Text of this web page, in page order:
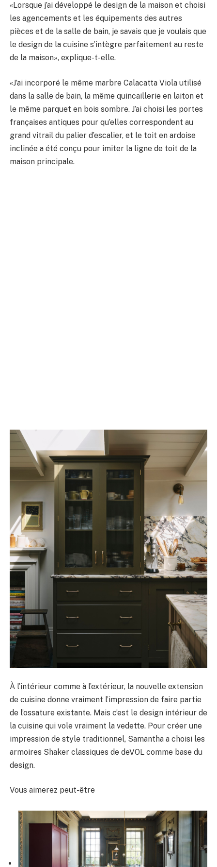
«Lorsque j’ai développé le design de la maison et choisi
les agencements et les équipements des autres
pièces et de la salle de bain, je savais que je voulais que
le design de la cuisine s’intègre parfaitement au reste
de la maison», explique-t-elle.
«J’ai incorporé le même marbre Calacatta Viola utilisé
dans la salle de bain, la même quincaillerie en laiton et
le même parquet en bois sombre. J’ai choisi les portes
françaises antiques pour qu’elles correspondent au
grand vitrail du palier d’escalier, et le toit en ardoise
inclinée a été conçu pour imiter la ligne de toit de la
maison principale.
À l’intérieur comme à l’extérieur, la nouvelle extension
de cuisine donne vraiment l’impression de faire partie
de l’ossature existante. Mais c’est le design intérieur de
la cuisine qui vole vraiment la vedette. Pour créer une
impression de style traditionnel, Samantha a choisi les
armoires Shaker classiques de deVOL comme base du
design.
Vous aimerez peut-être